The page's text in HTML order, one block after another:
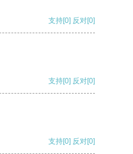
支持[0] 反对[0]
支持[0] 反对[0]
支持[0] 反对[0]